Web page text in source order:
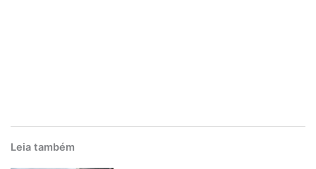
Leia também